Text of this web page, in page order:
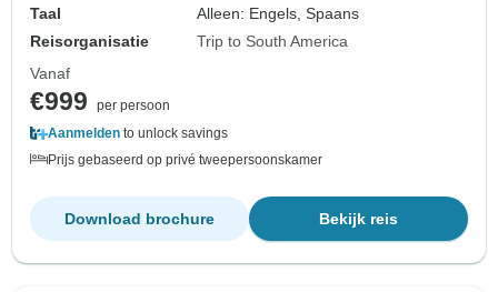
Taal
Alleen: Engels, Spaans
Reisorganisatie
Trip to South America
Vanaf
€999
per persoon
Aanmelden to unlock savings
Prijs gebaseerd op privé tweepersoonskamer
Bekijk reis
Download brochure